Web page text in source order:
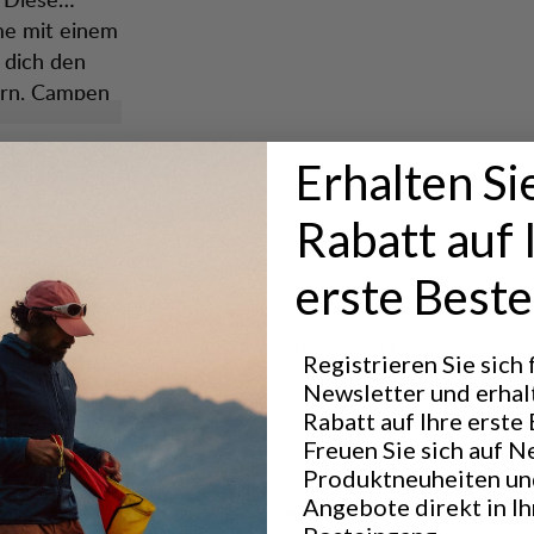
mit einem
den
Campen
bietet
OUTDOOR LIFE
Leistung
BREATHABILITY 4 /6
Erhalten
Rabatt auf
erste
Registrieren Sie sich
Newsletter und
Rabatt auf Ihre erste
Freuen Sie sich auf
Produktneuheiten
Angebote direkt in